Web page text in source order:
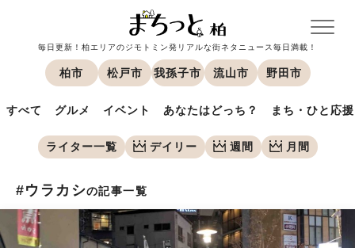
毎日更新！柏エリアのジモトミン発リアルな街ネタニュース毎日満載！
柏市 松戸市 我孫子市 流山市 野田市
すべて グルメ イベント あなたはどっち？ まち・ひと応援
ライター一覧 デイリー 週間 月間
#ウラカシの記事一覧